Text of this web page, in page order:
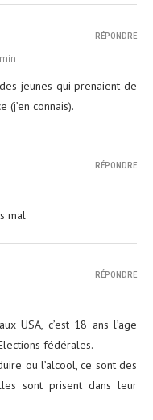
des jeunes qui prenaient de
(j’en connais).
RÉPONDRE
mal
RÉPONDRE
USA, c’est 18 ans l’age
fédérales.
ou l’alcool, ce sont des
sont prisent dans leur
RÉPONDRE